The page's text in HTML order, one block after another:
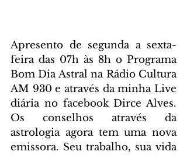
Apresento de segunda a sexta-
feira das 07h às 8h o Programa
Bom Dia Astral na Rádio Cultura
AM 930 e através da minha Live
diária no facebook Dirce Alves.
Os conselhos através da
astrologia agora tem uma nova
emissora. Seu trabalho, sua vida